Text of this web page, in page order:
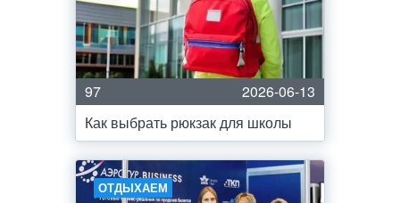
97
2026-06-13
Как выбрать рюкзак для школы
ОТДЫХАЕМ